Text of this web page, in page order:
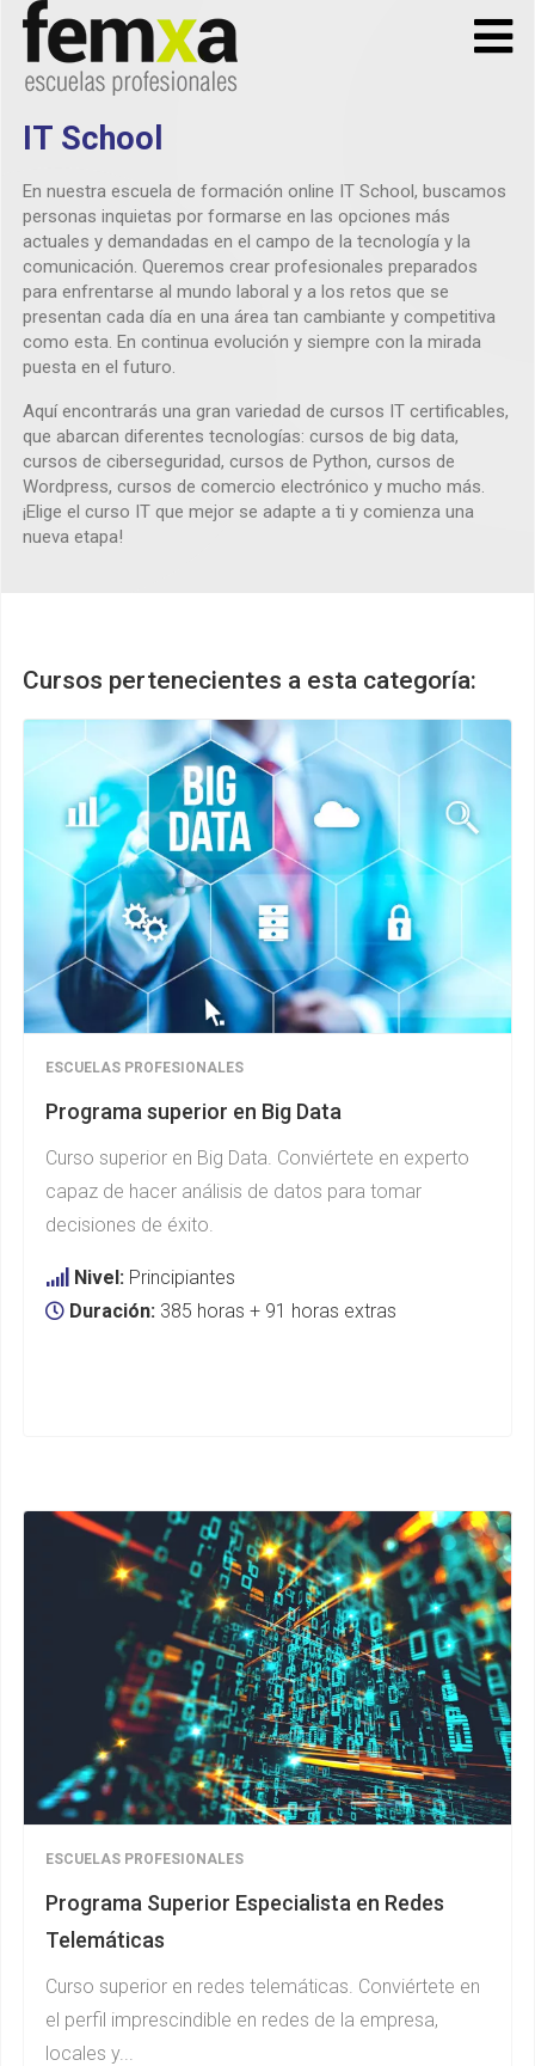
IT School
En nuestra escuela de formación online IT School, buscamos
personas inquietas por formarse en las opciones más
actuales y demandadas en el campo de la tecnología y la
comunicación. Queremos crear profesionales preparados
para enfrentarse al mundo laboral y a los retos que se
presentan cada día en una área tan cambiante y competitiva
como esta. En continua evolución y siempre con la mirada
puesta en el futuro.
Aquí encontrarás una gran variedad de cursos IT certificables,
que abarcan diferentes tecnologías: cursos de big data,
cursos de ciberseguridad, cursos de Python, cursos de
Wordpress, cursos de comercio electrónico y mucho más.
¡Elige el curso IT que mejor se adapte a ti y comienza una
nueva etapa!
Cursos pertenecientes a esta categoría:
ESCUELAS PROFESIONALES
Programa superior en Big Data
Curso superior en Big Data. Conviértete en experto
capaz de hacer análisis de datos para tomar
decisiones de éxito.
Nivel: Principiantes
Duración: 385 horas + 91 horas extras
ESCUELAS PROFESIONALES
Programa Superior Especialista en Redes
Telemáticas
Curso superior en redes telemáticas. Conviértete en
el perfil imprescindible en redes de la empresa,
locales y...